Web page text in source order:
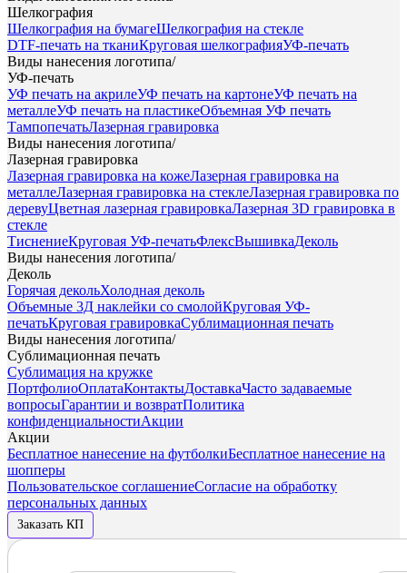
Шелкография
Шелкография на бумагеШелкография на стекле
DTF-печать на тканиКруговая шелкографияУФ-печать
Виды нанесения логотипа/
УФ-печать
УФ печать на акрилеУФ печать на картонеУФ печать на
металлеУФ печать на пластикеОбъемная УФ печать
ТампопечатьЛазерная гравировка
Виды нанесения логотипа/
Лазерная гравировка
Лазерная гравировка на кожеЛазерная гравировка на
металлеЛазерная гравировка на стеклеЛазерная гравировка по
деревуЦветная лазерная гравировкаЛазерная 3D гравировка в
стекле
ТиснениеКруговая УФ-печатьФлексВышивкаДеколь
Виды нанесения логотипа/
Деколь
Горячая декольХолодная деколь
Объемные 3Д наклейки со смолойКруговая УФ-
печатьКруговая гравировкаСублимационная печать
Виды нанесения логотипа/
Сублимационная печать
Сублимация на кружке
ПортфолиоОплатаКонтактыДоставкаЧасто задаваемые
вопросыГарантии и возвратПолитика
конфиденциальностиАкции
Акции
Бесплатное нанесение на футболкиБесплатное нанесение на
шопперы
Пользовательское соглашениеСогласие на обработку
персональных данных
Заказать КП